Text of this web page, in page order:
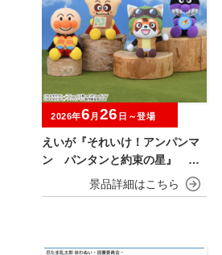
えいが『それいけ！アンパンマ
ン パンタンと約束の星』 ぬ
2026年6 月 26 日～登場